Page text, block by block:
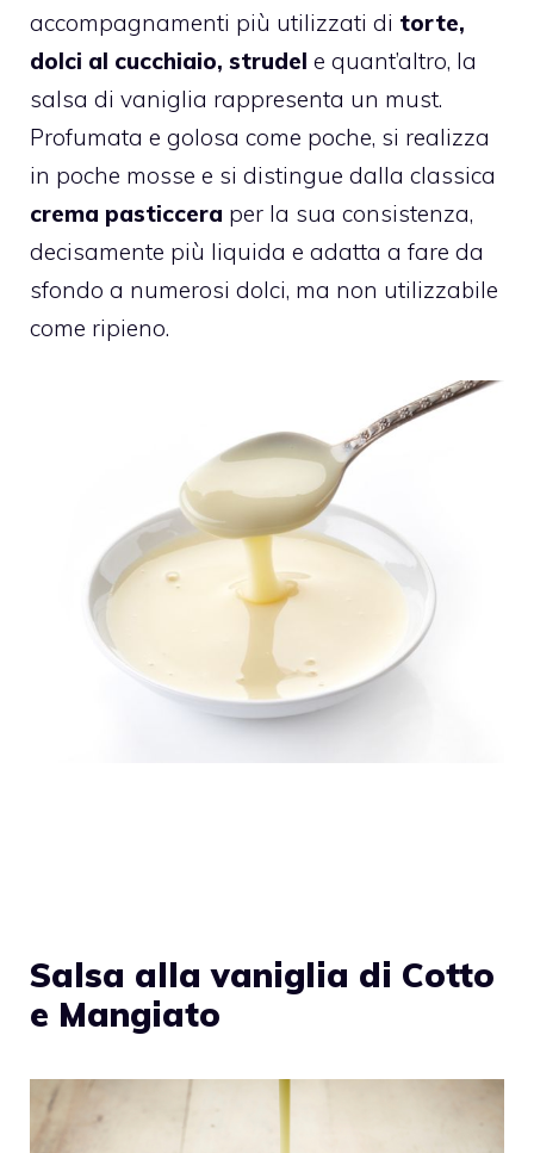
accompagnamenti più utilizzati di torte,
dolci al cucchiaio, strudel e quant’altro, la
salsa di vaniglia rappresenta un must.
Profumata e golosa come poche, si realizza
in poche mosse e si distingue dalla classica
crema pasticcera per la sua consistenza,
decisamente più liquida e adatta a fare da
sfondo a numerosi dolci, ma non utilizzabile
come ripieno.
Salsa alla vaniglia di Cotto
e Mangiato